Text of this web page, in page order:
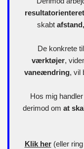
resultatorienteret
skabt
De konkrete
værktøjer,
vaneændring, vil
Hos mig
derimod om at
Klik her(eller ring